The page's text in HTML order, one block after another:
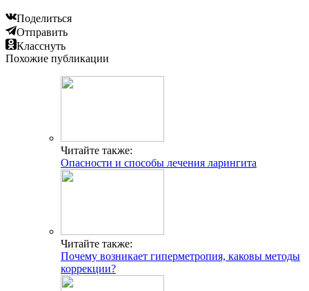
Поделиться
Отправить
Класснуть
Похожие публикации
Читайте также:
Опасности и способы лечения ларингита
Читайте также:
Почему возникает гиперметропия, каковы методы
коррекции?